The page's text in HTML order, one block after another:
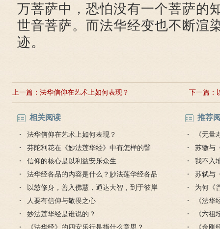
万菩萨中，恐怕没有一个菩萨的
世音菩萨。而法华经变也不断渲
迹。
上一篇： 法华信仰在艺术上如何表现？ 下一篇：
相关阅读
法华信仰在艺术上如何表现？
芬陀利花在《妙法莲华经》中有怎样的譬
喻？
信仰的核心是以利益安乐众生
法华经各品的内容是什么？妙法莲华经各品
大意
以慈修身，善入佛慧，通达大智，到于彼岸
的解释
人要有信仰与敬畏之心
妙法莲华经是谁说的？
《法华经》的四安乐行是指什么意思？
推荐
《无量
苏辙与
我不入
苏轼与
为何《
此重要
《法华
《六祖
《金